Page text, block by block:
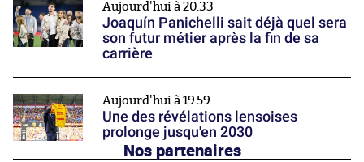
Aujourd'hui à 20:33
Joaquín Panichelli sait déjà quel sera
son futur métier après la fin de sa
carrière
Aujourd'hui à 19:59
Une des révélations lensoises
prolonge jusqu'en 2030
Nos partenaires